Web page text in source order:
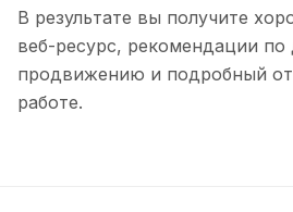
В результате вы получите
веб-ресурс, рекомендации
продвижению и подробный
работе.